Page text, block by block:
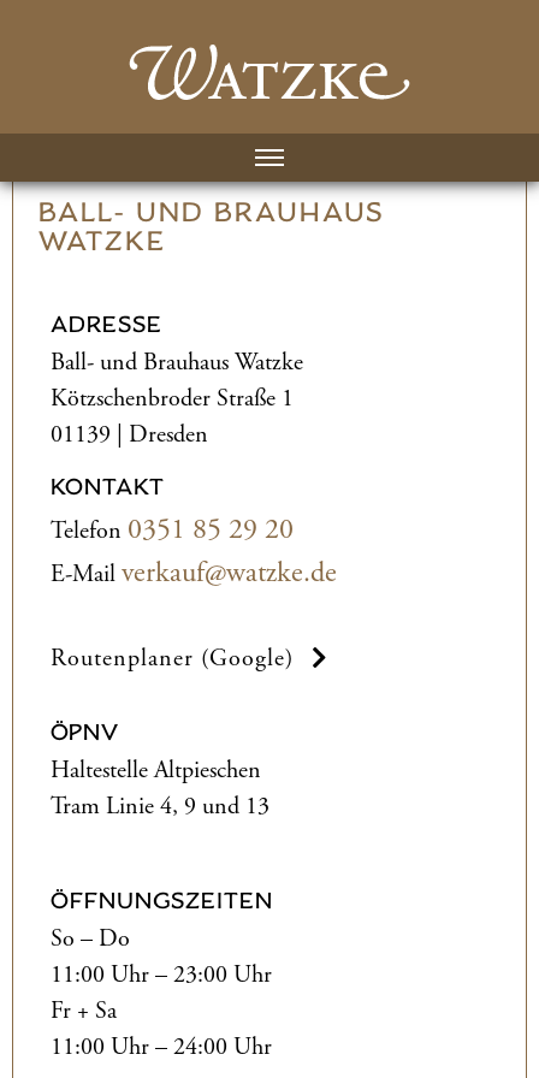
BALL- UND­ BRAUHAUS
WATZKE
ADRESSE
Ball- und­ Brauhaus Watzke
Kötzschenbroder Straße 1
01139 | Dresden
KONTAKT
Telefon 0351 85 29 20
E-Mailverkauf@watzke.de
Routenplaner (Google)
ÖPNV
Haltestelle Altpieschen
Tram Linie 4, 9 und 13
ÖFFNUNGSZEITEN
So – Do
11:00 Uhr – 23:00 Uhr
Fr + Sa
11:00 Uhr – 24:00 Uhr